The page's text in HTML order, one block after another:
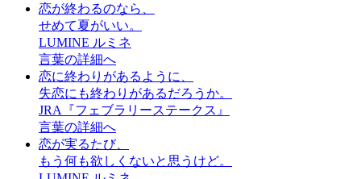
恋が終わるのなら、
せめて夏がいい。
LUMINE ルミネ
言葉の詳細へ
恋に終わりがあるように、
失恋にも終わりがあるだろうか。
JRA『フェブラリーステークス』
言葉の詳細へ
恋が実るたび、
もう何も欲しくないと思うけど。